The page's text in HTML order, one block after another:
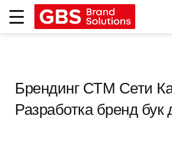
Брендинг СТМ Сети
Разработка бренд